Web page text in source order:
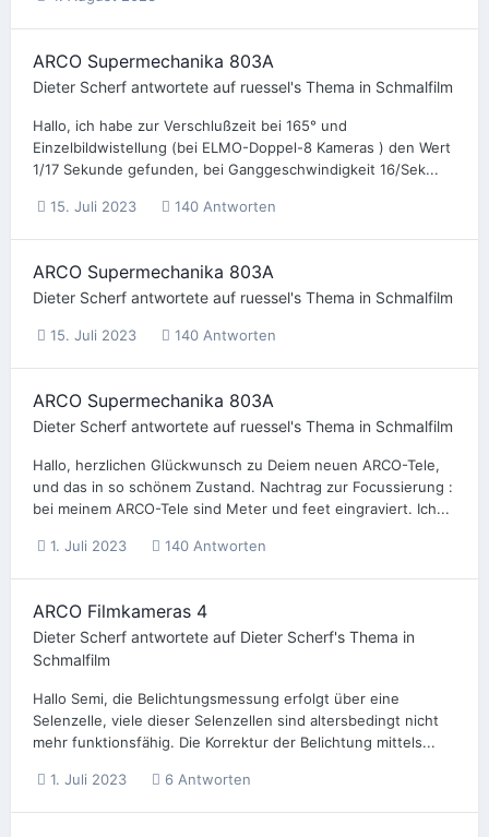
ARCO Supermechanika 803A
Dieter Scherf antwortete auf ruessel's Thema in Schmalfilm
Hallo, ich habe zur Verschlußzeit bei 165° und
Einzelbildwistellung (bei ELMO-Doppel-8 Kameras ) den Wert
1/17 Sekunde gefunden, bei Ganggeschwindigkeit 16/Sek...
15. Juli 2023 140 Antworten
ARCO Supermechanika 803A
Dieter Scherf antwortete auf ruessel's Thema in Schmalfilm
15. Juli 2023 140 Antworten
ARCO Supermechanika 803A
Dieter Scherf antwortete auf ruessel's Thema in Schmalfilm
Hallo, herzlichen Glückwunsch zu Deiem neuen ARCO-Tele,
und das in so schönem Zustand. Nachtrag zur Focussierung :
bei meinem ARCO-Tele sind Meter und feet eingraviert. Ich...
1. Juli 2023 140 Antworten
ARCO Filmkameras 4
Dieter Scherf antwortete auf Dieter Scherf's Thema in
Schmalfilm
Hallo Semi, die Belichtungsmessung erfolgt über eine
Selenzelle, viele dieser Selenzellen sind altersbedingt nicht
mehr funktionsfähig. Die Korrektur der Belichtung mittels...
1. Juli 2023 6 Antworten